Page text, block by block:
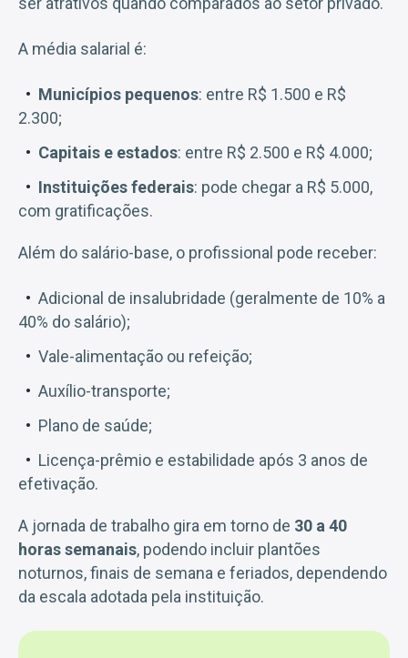
A média salarial é:
Municípios pequenos: entre R$ 1.500 e R$
2.300;
Capitais e estados: entre R$ 2.500 e R$ 4.000;
Instituições federais: pode chegar a R$ 5.000,
com gratificações.
Além do salário-base, o profissional pode receber:
Adicional de insalubridade (geralmente de 10% a
40% do salário);
Vale-alimentação ou refeição;
Auxílio-transporte;
Plano de saúde;
Licença-prêmio e estabilidade após 3 anos de
efetivação.
A jornada de trabalho gira em torno de 30 a 40
horas semanais, podendo incluir plantões
noturnos, finais de semana e feriados, dependendo
da escala adotada pela instituição.